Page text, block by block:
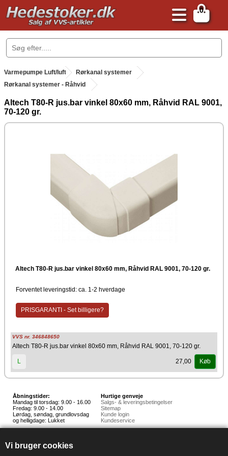
Vi bruger cookies
0
.
Varmepumpe Luft/luft .
Rørkanal systemer
Rørkanal systemer - Råhvid
Altech T80-R jus.bar vinkel 80x60 mm, Råhvid RAL 9001,
70-120 gr.
Altech T80-R jus.bar vinkel 80x60 mm, Råhvid RAL 9001, 70-120 gr.
Forventet leveringstid: ca. 1-2 hverdage
PRISGARANTI - Set billigere?
VVS nr. 346848650
Altech T80-R jus.bar vinkel 80x60 mm, Råhvid RAL 9001, 70-120 gr.
L 27,00 Køb
Åbningstider:
Mandag til torsdag: 9.00 - 16.00
Fredag: 9.00 - 14.00
Lørdag, søndag, grundlovsdag
og helligdage: Lukket
Hurtige genveje
Salgs- & leveringsbetingelser
Sitemap
Kunde login
Kundeservice
Hunnerupvej 3, 6920 Videbæk
E-mail:salg@hedestoker.dk